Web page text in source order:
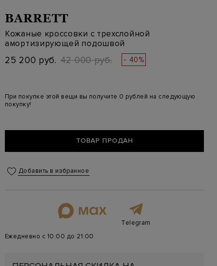
BARRETT
Кожаные кроссовки с трехслойной
амортизирующей подошвой
25 200 руб. 42 000 руб. - 40%
При покупке этой вещи вы получите 0 рублей на следующую
покупку!
ТОВАР ПРОДАН
Добавить в избранное
Telegram
Ежедневно с 10:00 до 21:00